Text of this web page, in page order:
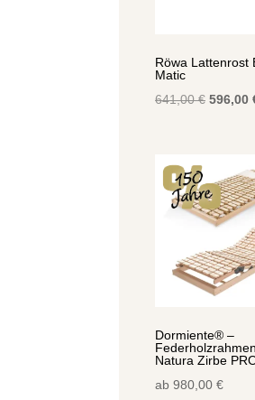
Röwa Lattenrost
Matic
641,00€
641,00
596,00
Dormiente® –
Natura Zirbe
ab 980,00 €